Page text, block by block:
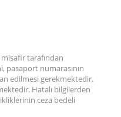
misafir tarafından
pasaport numarasının
edilmesi gerekmektedir.
Hatalı bilgilerden
ceza bedeli